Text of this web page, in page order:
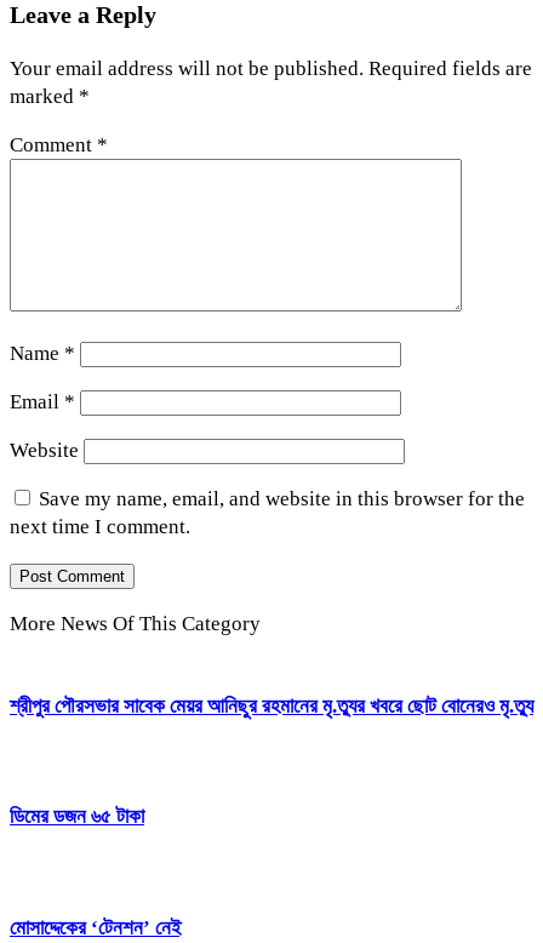
Leave a Reply
Your email address will not be published. Required fields are
marked *
Comment *
Name *
Email *
Website
Save my name, email, and website in this browser for the
next time I comment.
More News Of This Category
শ্রীপুর পৌরসভার সাবেক মেয়র আনিছুর রহমানের মৃ.ত্যুর খবরে ছোট বোনেরও মৃ.ত্যু
ডিমের ডজন ৬৫ টাকা
মোসাদ্দেকের ‘টেনশন’ নেই